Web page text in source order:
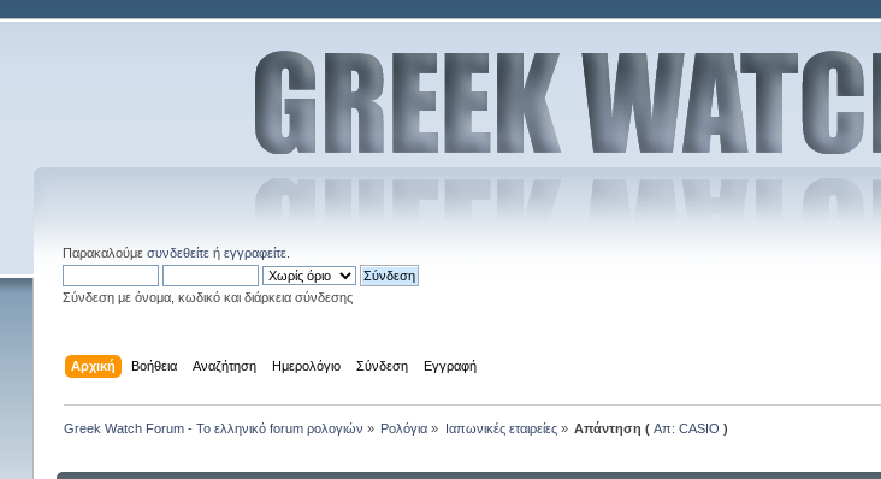
Παρακαλούμε συνδεθείτεή εγγραφείτε.
Σύνδεση με όνομα, κωδικό και διάρκεια σύνδεσης
Αρχική Βοήθεια Αναζήτηση Ημερολόγιο Σύνδεση Εγγραφή
Greek Watch Forum - Το ελληνικό forum ρολογιών » Ρολόγια » Ιαπωνικές εταιρείες» Απάντηση (Απ: CASIO )